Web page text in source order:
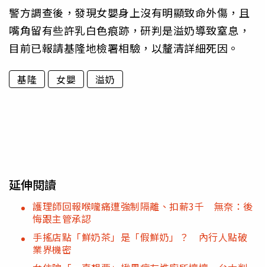
警方調查後，發現女嬰身上沒有明顯致命外傷，且
嘴角留有些許乳白色痕跡，研判是溢奶導致窒息，
目前已報請基隆地檢署相驗，以釐清詳細死因。
基隆 女嬰 溢奶
延伸閱讀
護理師回報喉嚨痛遭強制隔離、扣薪3千 無奈：後
悔跟主管承認
手搖店點「鮮奶茶」是「假鮮奶」？ 內行人點破
業界機密